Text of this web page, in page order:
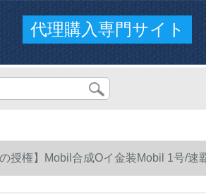
代理購入専門サイト
授権】Mobil合成Oイ金装Mobil 1号/速